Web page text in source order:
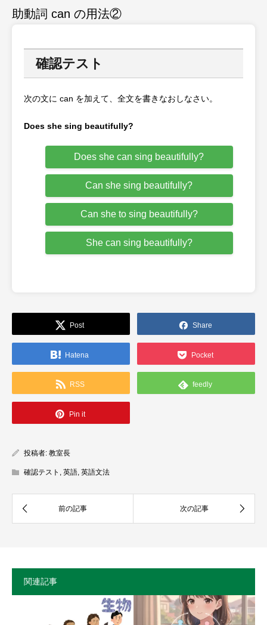
助動詞 can の用法②
確認テスト
次の文に can を加えて、全文を書きなおしなさい。
Does she sing beautifully?
Does she can sing beautifully?
Can she sing beautifully?
Can she to sing beautifully?
She can sing beautifully?
Post Share
Hatena Pocket
RSS feedly
Pin it
投稿者: 教室長
確認テスト 英語 英語文法
関連記事